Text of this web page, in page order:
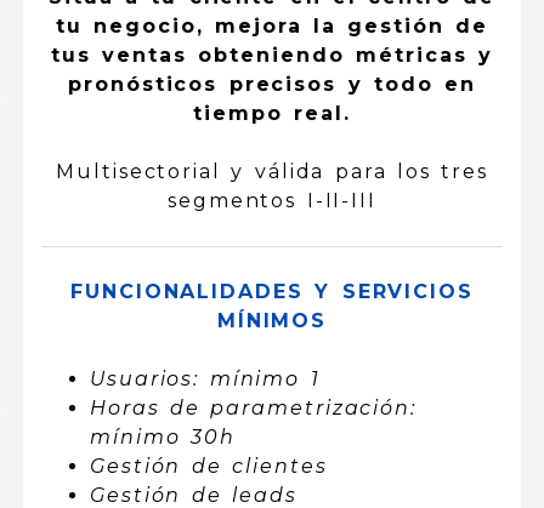
tu negocio, mejora la gestión de
tus ventas obteniendo métricas y
pronósticos precisos y todo en
tiempo real.
Multisectorial y válida para los tres
segmentos I-II-III
FUNCIONALIDADES Y SERVICIOS
MÍNIMOS
Usuarios: mínimo 1
Horas de parametrización:
mínimo 30h
Gestión de clientes
Gestión de leads